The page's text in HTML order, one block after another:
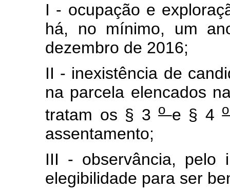
I - ocupação e
há, no mínimo, um
dezembro de 2016;
II - inexistência de
na parcela elencados
tratam os § 3o e § 4
assentamento;
III - observância, pelo
elegibilidade para ser